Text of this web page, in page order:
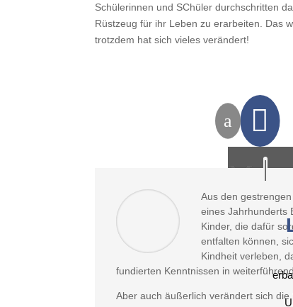
Schülerinnen und SChüler durchschritten
Rüstzeug für ihr Leben zu erarbeiten. Das
trotzdem hat sich vieles verändert!
a 
M
M
Aus den
eines Jahrhunderts
Kinder, die dafür
entfalten können,
Kindheit verleben,
fundierten Kenntnissen in
Aber auch äußerlich verändert sich die